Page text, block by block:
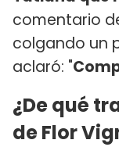
comentario
colgando un
aclaró: "
¿De qué
de Flor